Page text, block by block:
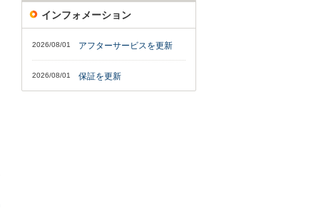
インフォメーション
2026/08/01 アフターサービスを更新
2026/08/01 保証を更新